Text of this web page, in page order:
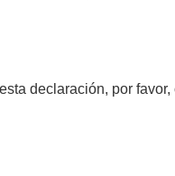
declaración, por